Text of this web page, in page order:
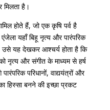
है।
होते हैं, जो एक कृषि पर्व है
यहाँ बिहू नृत्य और पारंपरिक
यह देखकर आश्चर्य होता है कि
नृत्य और संगीत के माध्यम से हर्ष
परिधानों, वाद्ययंत्रों और
हिस्सा बनने की इच्छा प्रकट